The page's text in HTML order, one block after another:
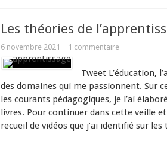
Les théories de
6 novembre 2021 1 commentaire
Tweet L’éducation,
des domaines qui me passionnent. Sur
les courants pédagogiques, je l’ai
livres. Pour continuer dans cette veille
recueil de vidéos que j’ai identifié sur